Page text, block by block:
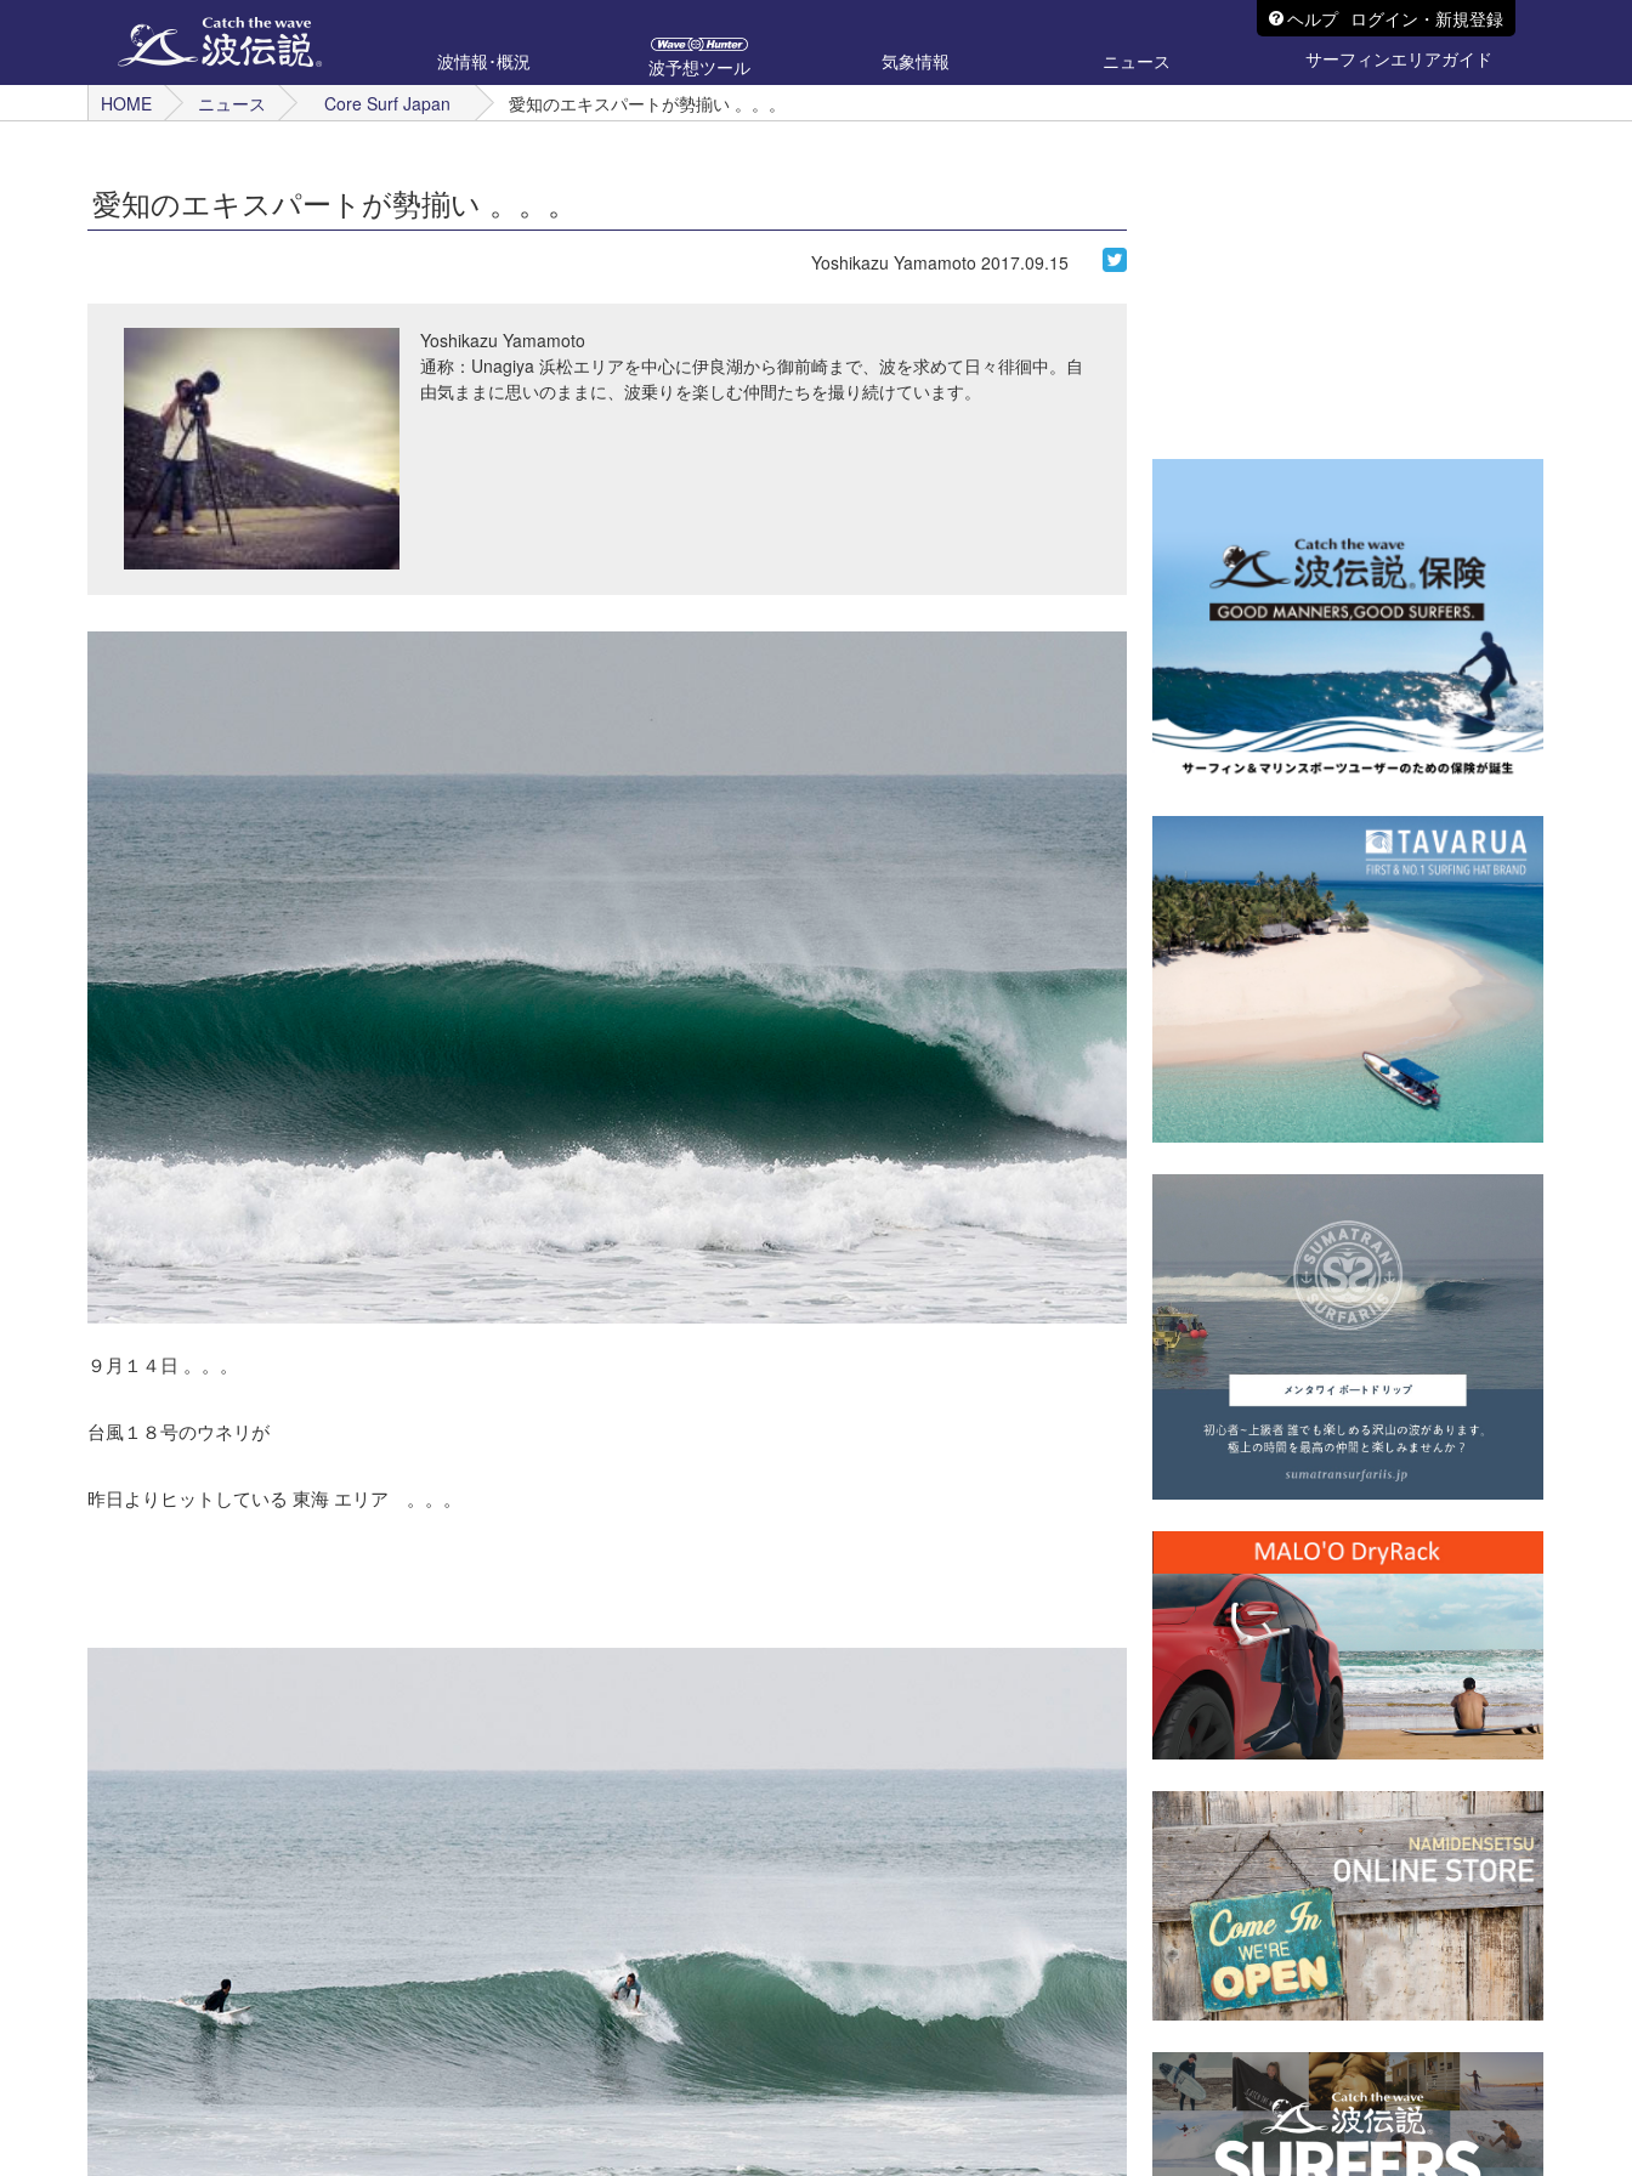
ヘルプ ログイン・新規登録
波情報･概況
波予想ツール 気象情報 ニュース
サーフィンエリアガイド
HOME
ニュース Core Surf Japan 愛知のエキスパートが勢揃い 。。。
愛知のエキスパートが勢揃い 。。。
Yoshikazu Yamamoto 2017.09.15
Yoshikazu Yamamoto
通称：Unagiya 浜松エリアを中心に伊良湖から御前崎まで、波を求めて日々徘徊中。自
由気ままに思いのままに、波乗りを楽しむ仲間たちを撮り続けています。
９月１４日 。。。
台風１８号のウネリが
昨日よりヒットしている 東海 エリア 。。。